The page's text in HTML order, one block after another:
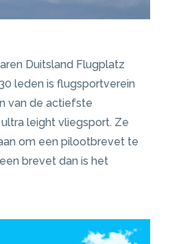
Duitsland Flugplatz
leden is flugsportverein
van de actiefste
leight vliegsport. Ze
om een pilootbrevet te
brevet dan is het